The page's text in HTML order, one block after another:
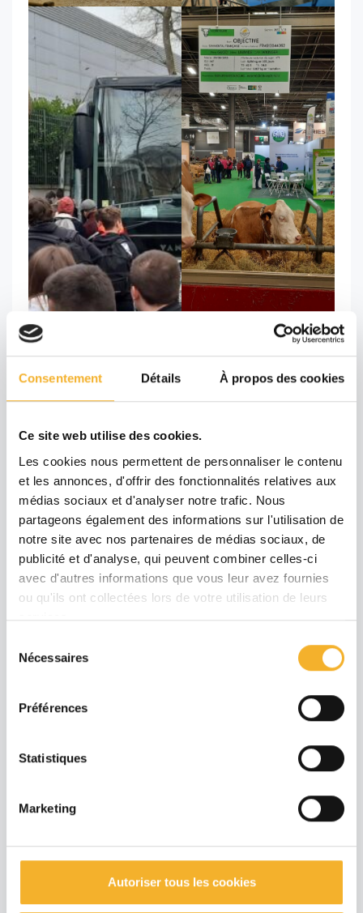
Consentement Détails À propos des cookies
Ce site web utilise des cookies.
Les cookies nous permettent de personnaliser le contenu
et les annonces, d'offrir des fonctionnalités relatives aux
médias sociaux et d'analyser notre trafic. Nous
partageons également des informations sur l'utilisation de
notre site avec nos partenaires de médias sociaux, de
publicité et d'analyse, qui peuvent combiner celles-ci
avec d'autres informations que vous leur avez fournies
ou qu'ils ont collectées lors de votre utilisation de leurs
services.
Nécessaires
Préférences
Statistiques
Marketing
Autoriser tous les cookies